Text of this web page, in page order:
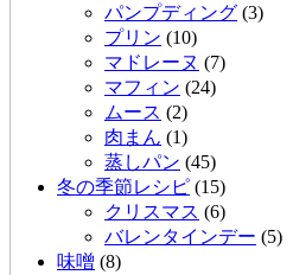
パンプディング (3)
プリン (10)
マドレーヌ (7)
マフィン (24)
ムース (2)
肉まん (1)
蒸しパン (45)
冬の季節レシピ (15)
クリスマス (6)
バレンタインデー (5)
味噌 (8)